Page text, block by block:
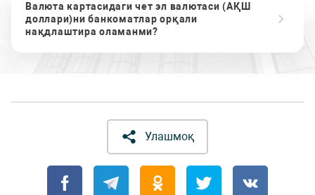
Валюта картасидаги чет эл валютаси (АҚШ
доллари)ни банкоматлар орқали
нақдлаштира оламанми?
Улашмоқ